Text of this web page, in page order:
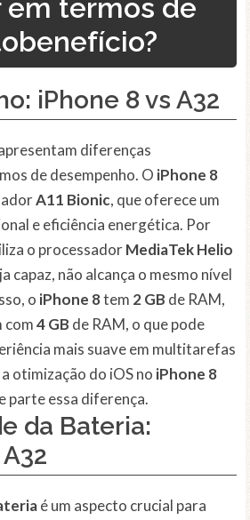
em termos de
iPhone 8 vs A32
diferenças
de desempenho. O iPhone 8
A11 Bionic, que oferece um
e eficiência energética. Por
o processadorMediaTek Helio
capaz, não alcança o mesmo nível
o iPhone 8tem 2 GB de RAM,
com4 GB de RAM, o que pode
mais suave em multitarefas
otimização do iOS no iPhone 8
parte essa diferença.
da Bateria:
é um aspecto crucial para